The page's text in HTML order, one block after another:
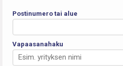
Postinumero tai alue
Vapaasanahaku